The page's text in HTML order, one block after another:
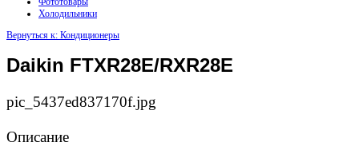
Холодильники
Вернуться к: Кондиционеры
Daikin FTXR28E/RXR28E
pic_5437ed837170f.jpg
Описание